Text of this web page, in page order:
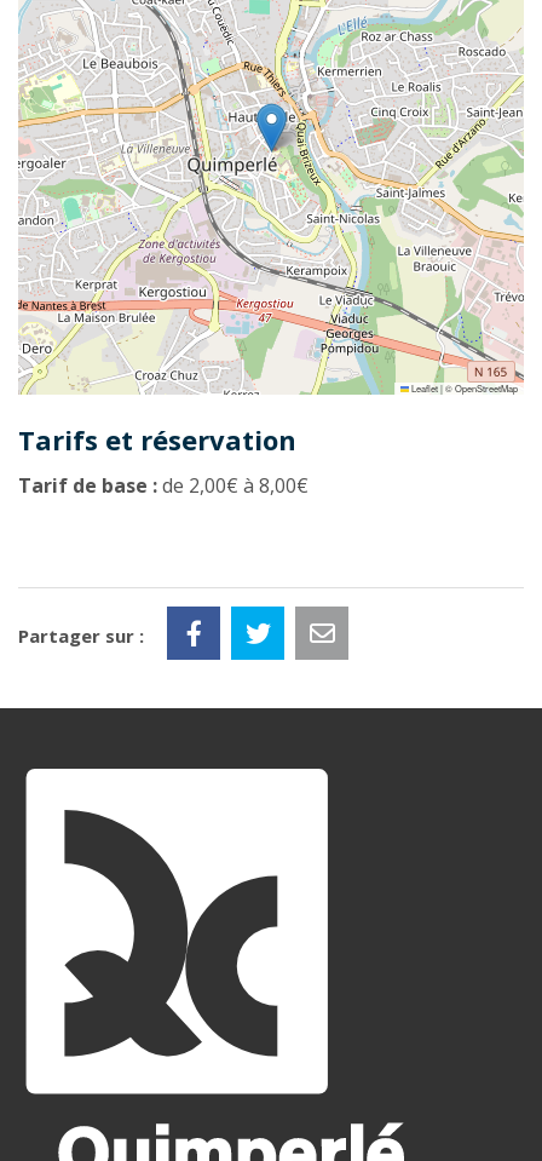
Leaflet|©OpenStreetMap
Tarifs et réservation
Tarif de base :de 2,00€ à 8,00€
Partager sur :